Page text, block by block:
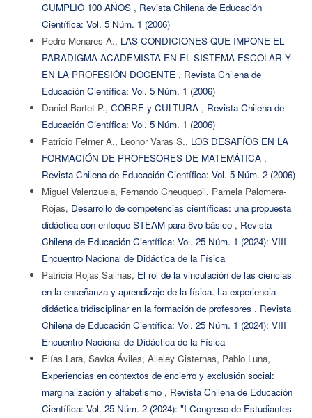
CUMPLIÓ 100 AÑOS , Revista Chilena de Educación
Científica: Vol. 5 Núm. 1 (2006)
Pedro Menares A., LAS CONDICIONES QUE IMPONE EL
PARADIGMA ACADEMISTA EN EL SISTEMA ESCOLAR Y
EN LA PROFESIÓN DOCENTE , Revista Chilena de
Educación Científica: Vol. 5 Núm. 1 (2006)
Daniel Bartet P., COBRE y CULTURA , Revista Chilena de
Educación Científica: Vol. 5 Núm. 1 (2006)
Patricio Felmer A., Leonor Varas S., LOS DESAFÍOS EN LA
FORMACIÓN DE PROFESORES DE MATEMÁTICA ,
Revista Chilena de Educación Científica: Vol. 5 Núm. 2 (2006)
Miguel Valenzuela, Fernando Cheuquepil, Pamela Palomera-
Rojas, Desarrollo de competencias científicas: una propuesta
didáctica con enfoque STEAM para 8vo básico , Revista
Chilena de Educación Científica: Vol. 25 Núm. 1 (2024): VIII
Encuentro Nacional de Didáctica de la Física
Patricia Rojas Salinas, El rol de la vinculación de las ciencias
en la enseñanza y aprendizaje de la física. La experiencia
didáctica tridisciplinar en la formación de profesores , Revista
Chilena de Educación Científica: Vol. 25 Núm. 1 (2024): VIII
Encuentro Nacional de Didáctica de la Física
Elías Lara, Savka Áviles, Alleley Cisternas, Pablo Luna,
Experiencias en contextos de encierro y exclusión social:
marginalización y alfabetismo , Revista Chilena de Educación
Científica: Vol. 25 Núm. 2 (2024): "I Congreso de Estudiantes